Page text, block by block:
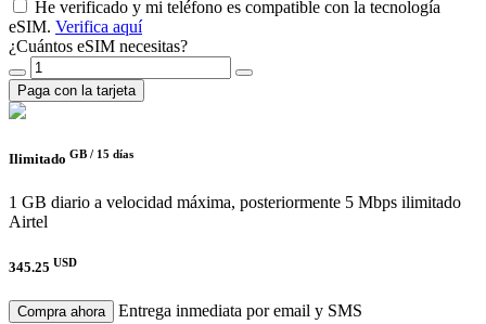
He verificado y mi teléfono es compatible con la tecnología
eSIM. Verifica aquí
¿Cuántos eSIM necesitas?
Paga con la tarjeta
Ilimitado GB / 15 días
1 GB diario a velocidad máxima, posteriormente 5 Mbps ilimitado
Airtel
345.25 USD
Compra ahora
Entrega inmediata por email y SMS